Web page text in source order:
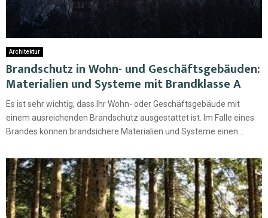
Architektur
Brandschutz in Wohn- und Geschäftsgebäuden:
Materialien und Systeme mit Brandklasse A
Es ist sehr wichtig, dass Ihr Wohn- oder Geschäftsgebäude mit
einem ausreichenden Brandschutz ausgestattet ist. Im Falle eines
Brandes können brandsichere Materialien und Systeme einen...